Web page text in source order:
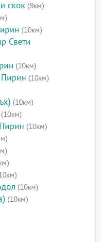
скок (9км)
(10км)
Свети
(10км)
(10км)
(10км)
(10км)
(10км)
(10км)
(10км)